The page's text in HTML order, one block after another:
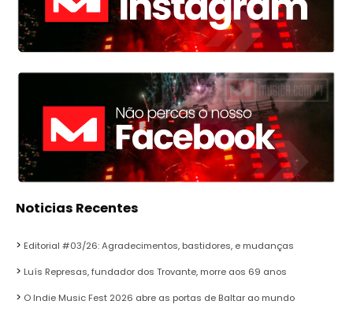
Noticias Recentes
Editorial #03/26: Agradecimentos, bastidores, e mudanças
Luís Represas, fundador dos Trovante, morre aos 69 anos
O Indie Music Fest 2026 abre as portas de Baltar ao mundo